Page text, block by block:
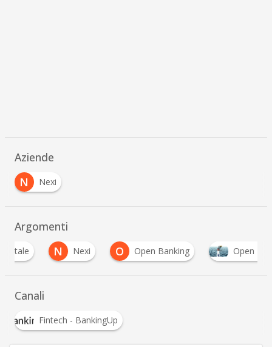
Aziende
N
Nexi
Argomenti
N
Nexi O Open Banking Open Innovation
Canali
Fintech - BankingUp